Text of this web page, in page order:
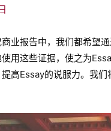
业报告中，我们都希望
用这些证据，使之为
高Essay的说服力。我